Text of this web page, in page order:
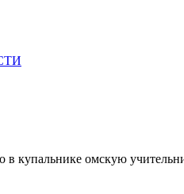
в купальнике омскую